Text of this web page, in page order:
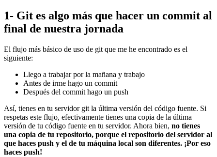
1- Git es algo más que hacer un commit al
final de nuestra jornada
El flujo más básico de uso de git que me he encontrado es el
siguiente:
Llego a trabajar por la mañana y trabajo
Antes de irme hago un commit
Después del commit hago un push
Así, tienes en tu servidor git la última versión del código fuente. Si
respetas este flujo, efectivamente tienes una copia de la última
versión de tu código fuente en tu servidor. Ahora bien, no tienes
una copia de tu repositorio, porque el repositorio del servidor al
que haces push y el de tu máquina local son diferentes. ¡Por eso
haces push!